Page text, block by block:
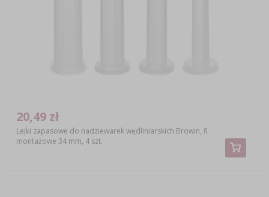
Lejki zapasowe do nadziewarek wędliniarskich Browin, fi
montażowe 34 mm, 4 szt.
20,49 zł